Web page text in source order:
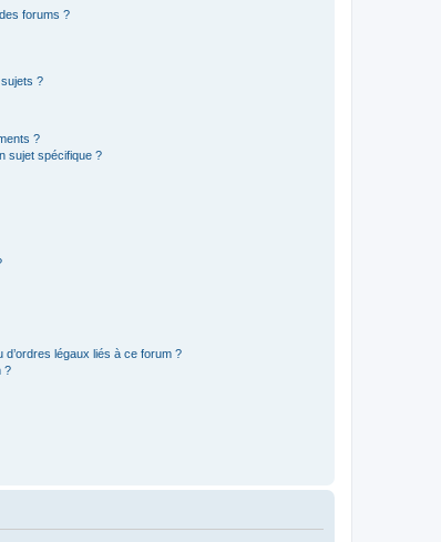
forums ?
?
?
sujet spécifique ?
légaux liés à ce forum ?
?